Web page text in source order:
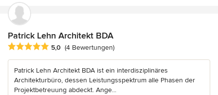
Patrick Lehn Architekt BDA
Durchschnittliche Bewertung: 5 von 5 Sternen
5,0 (4 Bewertungen)
Patrick Lehn Architekt BDA ist ein interdisziplinäres
Architekturbüro, dessen Leistungsspektrum alle Phasen der
Projektbetreuung abdeckt. Ange...